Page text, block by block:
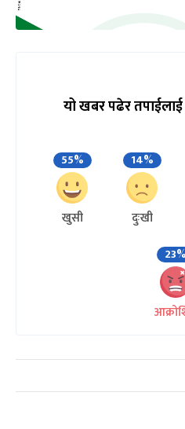
यो खबर पढेर
55%
खुसी
14%
दुःखी
23%